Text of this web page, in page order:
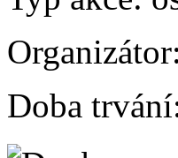
Organizátor:
Doba